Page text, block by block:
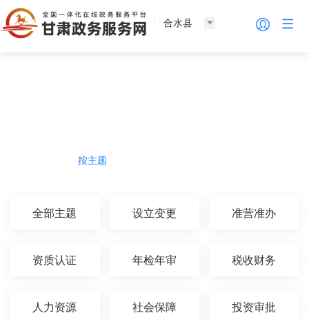
合水县
按主题
全部主题 设立变更 准营准办
资质认证 年检年审 税收财务
人力资源 社会保障 投资审批